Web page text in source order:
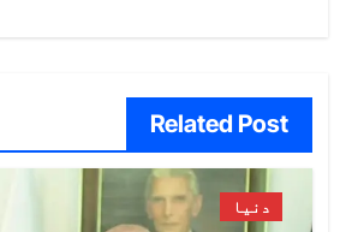
Related Post
دنیا